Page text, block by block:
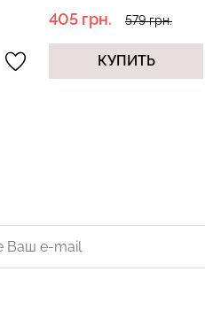
350 грн. 699 грн.
КУПИТЬ